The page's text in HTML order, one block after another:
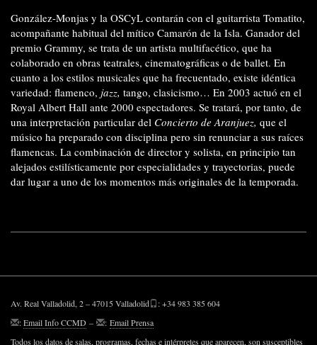
González-Monjas y la OSCyL contarán con el guitarrista Tomatito,
acompañante habitual del mítico Camarón de la Isla. Ganador del
premio Grammy, se trata de un artista multifacético, que ha
colaborado en obras teatrales, cinematográficas o de ballet. En
cuanto a los estilos musicales que ha frecuentado, existe idéntica
variedad: flamenco, jazz, tango, clasicismo… En 2003 actuó en el
Royal Albert Hall ante 2000 espectadores. Se tratará, por tanto, de
una interpretación particular del Concierto de Aranjuez, que el
músico ha preparado con disciplina pero sin renunciar a sus raíces
flamencas. La combinación de director y solista, en principio tan
alejados estilísticamente por especialidades y trayectorias, puede
dar lugar a uno de los momentos más originales de la temporada.
Av. Real Valladolid, 2 – 47015 Valladolid
: +34 983 385 604
:Email Info CCMD – : Email Prensa
Todos los datos de salas, programas, fechas e intérpretes que aparecen, son susceptibles